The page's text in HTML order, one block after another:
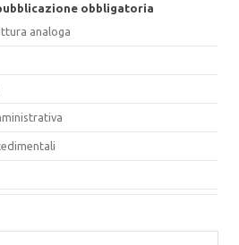
obbligatoria
analoga